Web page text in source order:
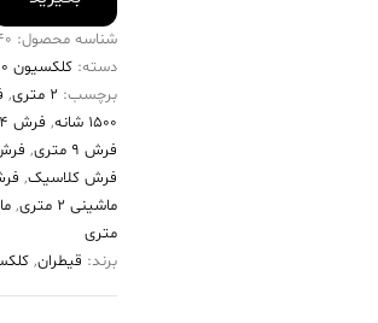
شناسه محصول:
دسته: کلکسیون ۱۵۰۰ شانه قیطران
برچسب: 2 متری ,
۱۵۰۰ شانه
, فرش 4 متری
فرش 9 متری
,
فرش کلاسیک,
ماشینی 2 متری
,
متری
برند: قیطران,